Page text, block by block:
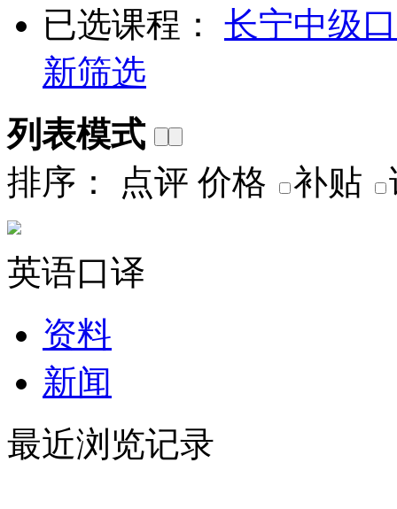
已选课程： 长宁中级
新筛选
列表模式
排序：
点评 价格 补贴
英语口译
资料
新闻
最近浏览记录